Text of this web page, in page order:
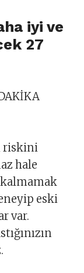
iyi ve
27
riskini
hale
kalmamak
eski
var.